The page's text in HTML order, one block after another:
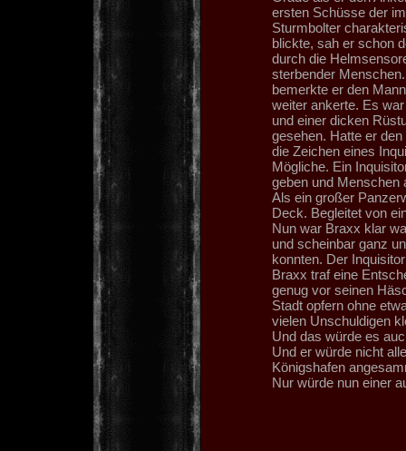
ersten Schüsse der
Sturmbolter
blickte, sah er schon
durch die
sterbender
bemerkte er den
weiter ankerte. Es
und einer dicken
gesehen. Hatte er
die Zeichen eines
Mögliche. Ein
geben und Menschen
Als ein großer
Deck. Begleitet von
Nun war Braxx klar
und scheinbar ganz
konnten. Der
Braxx traf eine
genug vor seinen
Stadt opfern ohne
vielen Unschuldigen
Und das würde es
Und er würde nicht
Königshafen
Nur würde nun einer